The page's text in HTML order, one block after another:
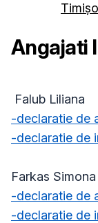
Angajati
Falub Liliana
-declaratie de
-declaratie de
Farkas Simona
-declaratie de
-declaratie de